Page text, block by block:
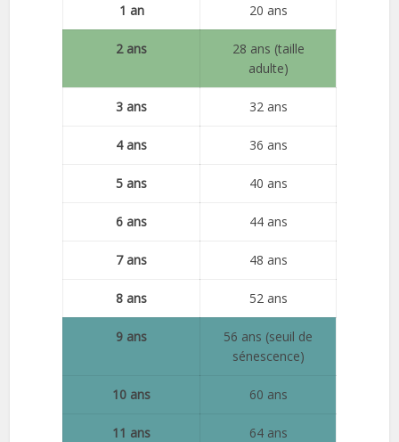
1 an 20 ans
2 ans
28 ans (taille
adulte)
3 ans 32 ans
4 ans 36 ans
5 ans 40 ans
6 ans 44 ans
7 ans 48 ans
8 ans 52 ans
9 ans
56 ans (seuil de
sénescence)
10 ans 60 ans
11 ans 64 ans